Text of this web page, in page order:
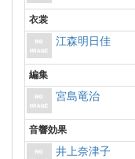
衣裳
江森明日佳
編集
宮島竜治
音響効果
井上奈津子